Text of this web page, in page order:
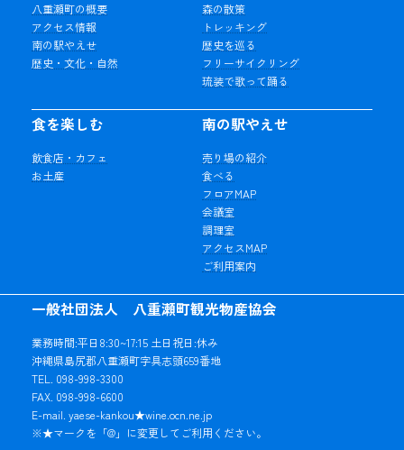
一般社団法人 八重瀬町観光物産協会
業務時間:平日8:30~17:15 土日祝日:休み
沖縄県島尻郡八重瀬町字具志頭659番地
TEL. 098-998-3300
FAX. 098-998-6600
E-mail. yaese-kankou★wine.ocn.ne.jp
※★マークを「@」に変更してご利用ください。
八重瀬町の概要
アクセス情報
南の駅やえせ
歴史・文化・自然
森の散策
トレッキング
歴史を巡る
フリーサイクリング
琉装で歌って踊る
食を楽しむ
飲食店・カフェ
お土産
南の駅やえせ
売り場の紹介
食べる
フロアMAP
会議室
調理室
アクセスMAP
ご利用案内